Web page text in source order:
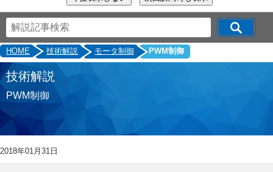
HOME 技術解説 モータ制御 PWM制御
技術解説
PWM制御
2018年01月31日